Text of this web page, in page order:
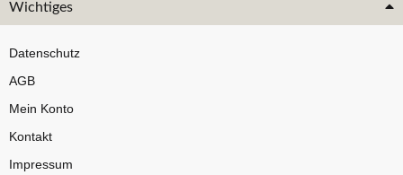
Wichtiges
Datenschutz
AGB
Mein Konto
Kontakt
Impressum